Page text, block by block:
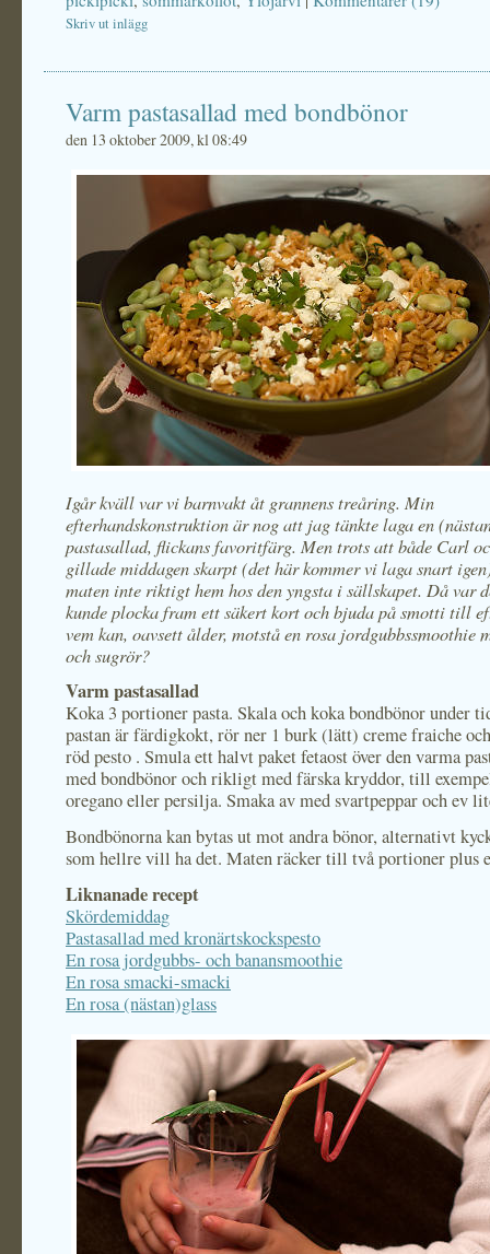
Skriv ut inlägg
Varm pastasallad med bondbönor
den 13 oktober 2009, kl 08:49
Igår kväll var vi barnvakt åt grannens treåring. Min
efterhandskonstruktion är nog att jag tänkte laga en
pastasallad, flickans favoritfärg. Men trots att både Carl
gillade middagen skarpt (det här kommer vi laga snart
maten inte riktigt hem hos den yngsta i sällskapet. Då var
kunde plocka fram ett säkert kort och bjuda på smotti till
vem kan, oavsett ålder, motstå en rosa jordgubbssmoothie
och sugrör?
Varm pastasallad
Koka 3 portioner pasta. Skala och koka bondbönor under
pastan är färdigkokt, rör ner 1 burk (lätt) creme fraiche
röd pesto . Smula ett halvt paket fetaost över den varma
med bondbönor och rikligt med färska kryddor, till
oregano eller persilja. Smaka av med svartpeppar och ev
Bondbönorna kan bytas ut mot andra bönor, alternativt
som hellre vill ha det. Maten räcker till två portioner plus
Liknanade recept
Skördemiddag
Pastasallad med kronärtskockspesto
En rosa jordgubbs- och banansmoothie
En rosa smacki-smacki
En rosa (nästan)glass